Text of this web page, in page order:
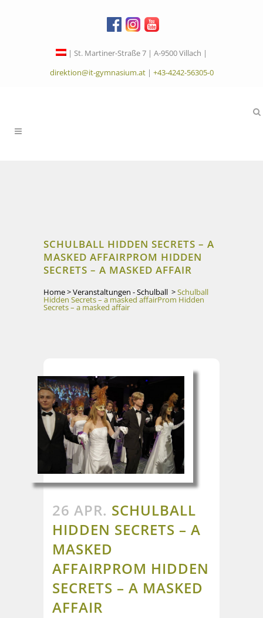
| St. Martiner-Straße 7 | A-9500 Villach |
direktion@it-gymnasium.at| +43-4242-56305-0
SCHULBALL HIDDEN SECRETS – A
MASKED AFFAIRPROM HIDDEN
SECRETS – A MASKED AFFAIR
Home>Veranstaltungen - Schulball >Schulball
Hidden Secrets – a masked affairProm Hidden
Secrets – a masked affair
26 APR. SCHULBALL
HIDDEN SECRETS – A
MASKED
AFFAIRPROM HIDDEN
SECRETS – A MASKED
AFFAIR